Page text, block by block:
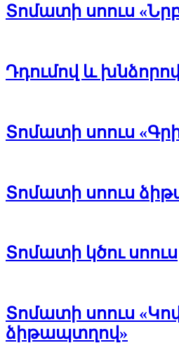
Տոմատի սոուս
Դդումով և
Տոմատի սոուս
Տոմատի սոուս
Տոմատի կծու սոուս
Տոմատի սոուս
ձիթապտղով»